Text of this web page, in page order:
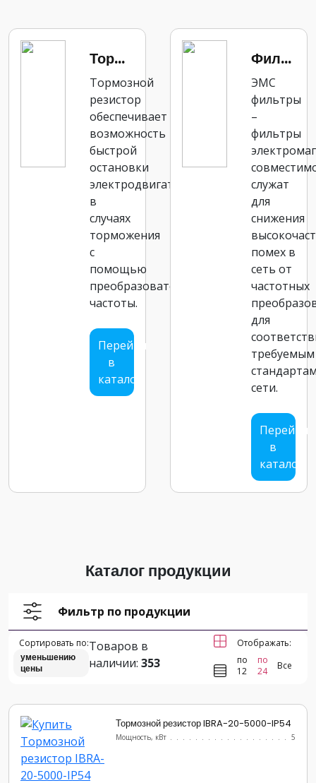
Тормозной резистор
Тормозной
резистор
обеспечивает
возможность
быстрой
остановки
электродвигателя,
в
случаях
торможения
с
помощью
преобразователя
частоты.
Перейти
в
каталог
Фильтр ЭМС
ЭМС
фильтры
–
фильтры
служат
для
снижения
помех в
сеть от
частотных
для
требуемым
сети.
Перейти
в
каталог
Каталог продукции
Фильтр по продукции
Сортировать по:
уменьшению
цены
Товаров в
наличии:353
Отображать:
по
12
по
24
Все
Тормозной резистор IBRA-20-5000-IP54
Мощность, кВт 5